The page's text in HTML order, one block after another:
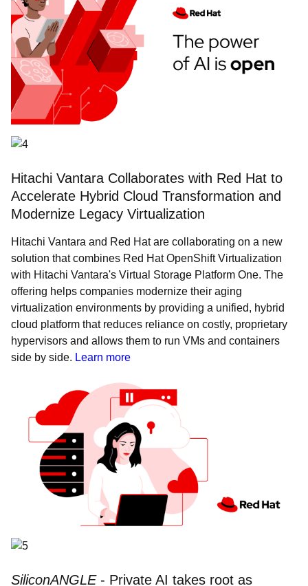
Hitachi Vantara Collaborates with Red Hat to
Accelerate Hybrid Cloud Transformation and
Modernize Legacy Virtualization
Hitachi Vantara and Red Hat are collaborating on a new
solution that combines Red Hat OpenShift Virtualization
with Hitachi Vantara's Virtual Storage Platform One. The
offering helps companies modernize their aging
virtualization environments by providing a unified, hybrid
cloud platform that reduces reliance on costly, proprietary
hypervisors and allows them to run VMs and containers
side by side. Learn more
SiliconANGLE- Private AI takes root as